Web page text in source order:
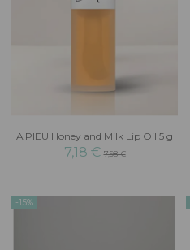
A'PIEU Honey and Milk Lip Oil 5 g
7,18 €7,98 €
-15%